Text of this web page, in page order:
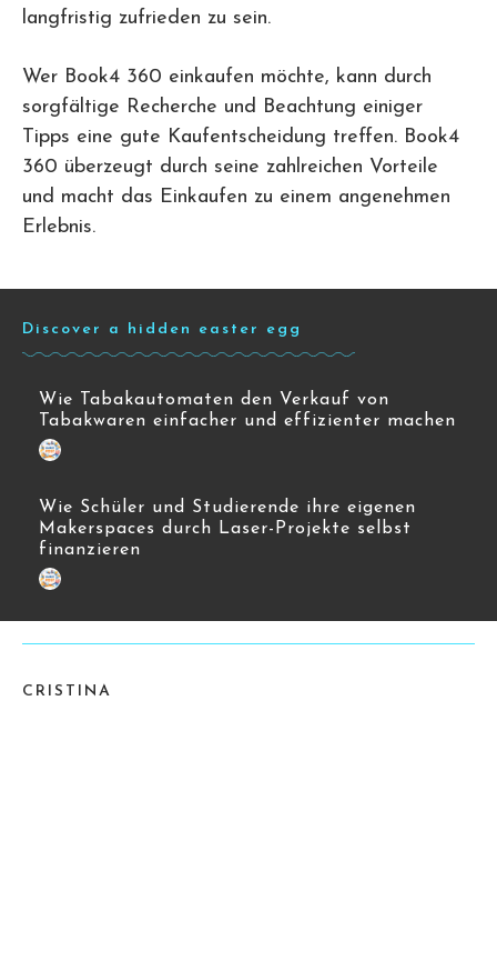
langfristig zufrieden zu sein.
Wer Book4 360 einkaufen möchte, kann durch
sorgfältige Recherche und Beachtung einiger
Tipps eine gute Kaufentscheidung treffen. Book4
360 überzeugt durch seine zahlreichen Vorteile
und macht das Einkaufen zu einem angenehmen
Erlebnis.
Discover a hidden easter egg
Wie Tabakautomaten den Verkauf von
Tabakwaren einfacher und effizienter machen
Wie Schüler und Studierende ihre eigenen
Makerspaces durch Laser-Projekte selbst
finanzieren
CRISTINA